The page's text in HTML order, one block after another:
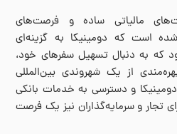
مالیاتی ساده و فرصت‌های
است که دومینیکا به گزینه‌ای
که به دنبال تسهیل سفرهای خود،
از یک شهروندی بین‌المللی
و دسترسی به خدمات بانکی
تجار و سرمایه‌گذاران نیز یک فرصت